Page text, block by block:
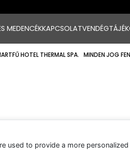
MEDENCÉKKAPCSOLAT
HOTEL THERMAL SPA. MINDEN JOG
used to provide a more